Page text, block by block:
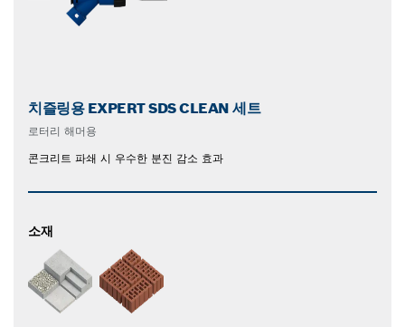
치즐링용 EXPERT SDS CLEAN 세트
로터리 해머용
콘크리트 파쇄 시 우수한 분진 감소 효과
소재